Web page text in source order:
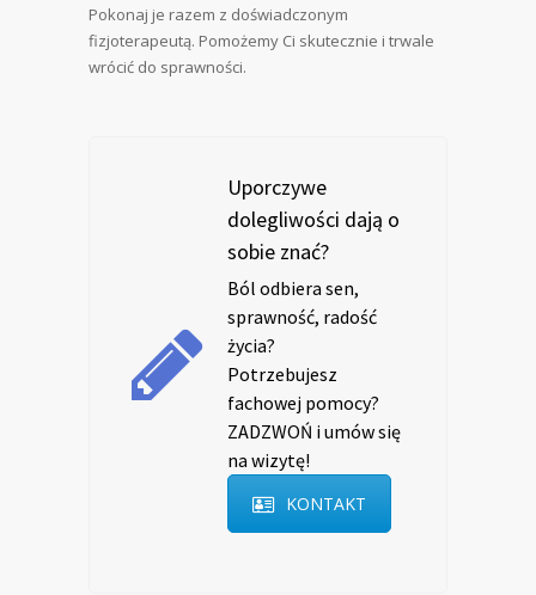
Pokonaj je razem z doświadczonym
fizjoterapeutą. Pomożemy Ci skutecznie i trwale
wrócić do sprawności.
Uporczywe
dolegliwości dają o
sobie znać?
Ból odbiera sen,
sprawność, radość
życia?
Potrzebujesz
fachowej pomocy?
ZADZWOŃ i umów się
na wizytę!
KONTAKT